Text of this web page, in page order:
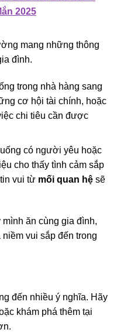
2025
mang những thông
đình.
trong nhà hàng sang
cơ hội tài chính, hoặc
chi tiêu cần được
có người yêu hoặc
cho thấy tình cảm sắp
vui từ mối quan hệsẽ
ăn cùng gia đình,
niềm vui sắp đến trong
đến nhiều ý nghĩa. Hãy
khám phá thêm tại